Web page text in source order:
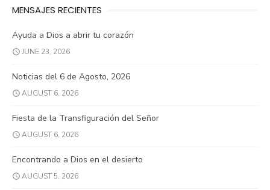
MENSAJES RECIENTES
Ayuda a Dios a abrir tu corazón
JUNE 23, 2026
Noticias del 6 de Agosto, 2026
AUGUST 6, 2026
Fiesta de la Transfiguración del Señor
AUGUST 6, 2026
Encontrando a Dios en el desierto
AUGUST 5, 2026